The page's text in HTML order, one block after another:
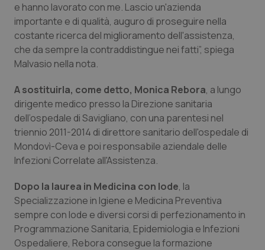
Liguria
Lombardia
Molise
Piemonte
Provincia Autonoma di Trento
Puglia
Disturbi dell’umore
Dolore
Epatiti
HIV
Ipertensione & Scompenso
Malattie rare
e hanno lavorato con me. Lascio un'azienda
importante e di qualità, auguro di proseguire nella
costante ricerca del miglioramento dell'assistenza,
che da sempre la contraddistingue nei fatti”, spiega
Malvasio nella nota.
A sostituirla, come detto, Monica Rebora, a lungo
dirigente medico presso la Direzione sanitaria
dell’ospedale di Savigliano, con una parentesi nel
triennio 2011-2014 di direttore sanitario dell'ospedale di
Mondovì-Ceva e poi responsabile aziendale delle
Infezioni Correlate all'Assistenza.
Dopo la laurea in Medicina con lode, la
Specializzazione in Igiene e Medicina Preventiva
sempre con lode e diversi corsi di perfezionamento in
Programmazione Sanitaria, Epidemiologia e Infezioni
Ospedaliere, Rebora consegue la formazione